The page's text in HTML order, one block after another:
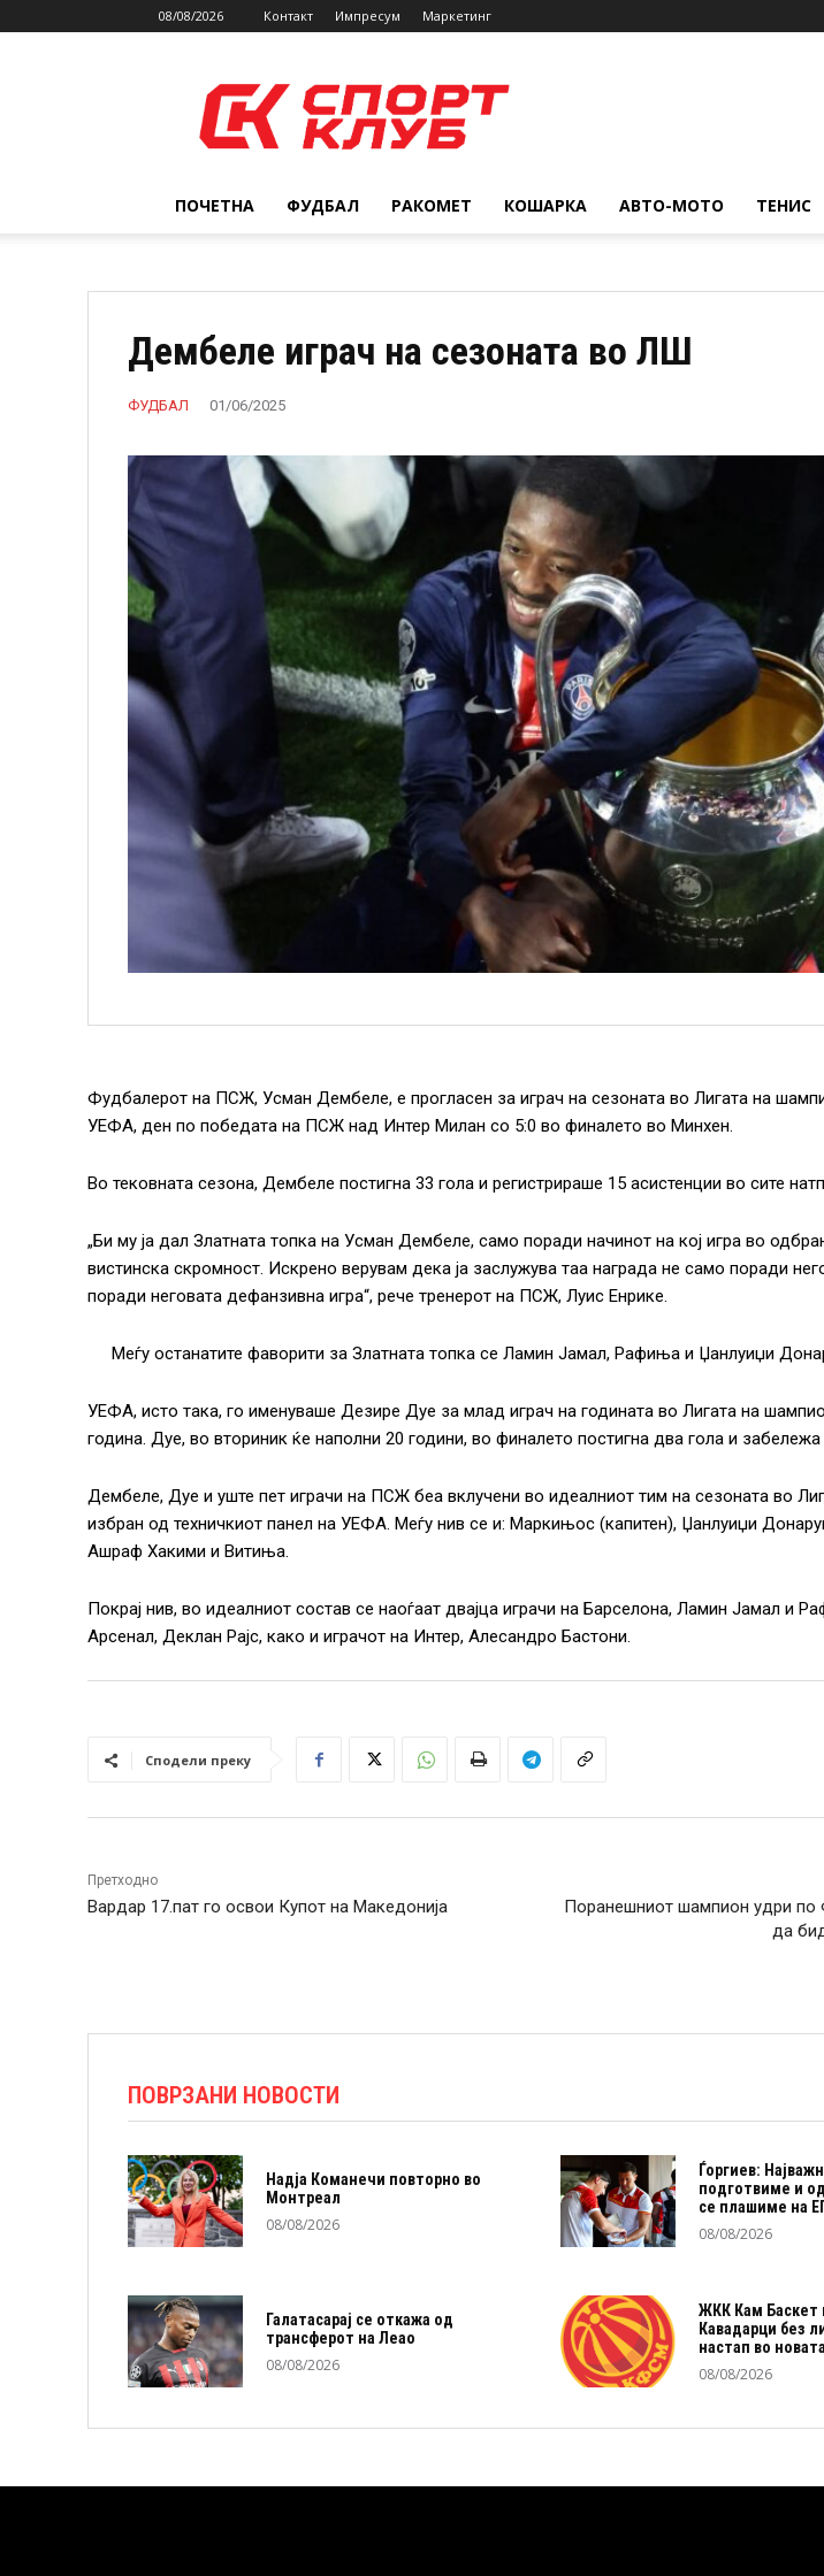
08/08/2026 Контакт Импресум Маркетинг
ПОЧЕТНА ФУДБАЛ РАКОМЕТ КОШАРКА АВТО-МОТО ТЕНИС
Дембеле играч на сезоната во ЛШ
ФУДБАЛ 01/06/2025
Фудбалерот на ПСЖ, Усман Дембеле, е прогласен за играч на сезоната во Лигата на
УЕФА, ден по победата на ПСЖ над Интер Милан со 5:0 во финалето во Минхен.
Во тековната сезона, Дембеле постигна 33 гола и регистрираше 15 асистенции во сите
„Би му ја дал Златната топка на Усман Дембеле, само поради начинот на кој игра во
вистинска скромност. Искрено верувам дека ја заслужува таа награда не само поради
поради неговата дефанзивна игра“, рече тренерот на ПСЖ, Луис Енрике.
Меѓу останатите фаворити за Златната топка се Ламин Јамал, Рафиња и Џанлуиџи
УЕФА, исто така, го именуваше Дезире Дуе за млад играч на годината во Лигата на
година. Дуе, во вториник ќе наполни 20 години, во финалето постигна два гола и забележа
Дембеле, Дуе и уште пет играчи на ПСЖ беа вклучени во идеалниот тим на сезоната во
избран од техничкиот панел на УЕФА. Меѓу нив се и: Маркињос (капитен), Џанлуиџи
Ашраф Хакими и Витиња.
Покрај нив, во идеалниот состав се наоѓаат двајца играчи на Барселона, Ламин Јамал и
Арсенал, Деклан Рајс, како и играчот на Интер, Алесандро Бастони.
Сподели преку
Претходно
Вардар 17.пат го освои Купот на Македонија
Поранешниот шампион удри по
да
ПОВРЗАНИ НОВОСТИ
Надја Команечи повторно во
Монтреал
08/08/2026
Ѓоргиев:
подготвиме и
се плашиме на
08/08/2026
Галатасарај се откажа од
трансферот на Леао
08/08/2026
ЖКК Кам Баскет
Кавадарци без
настап во
08/08/2026